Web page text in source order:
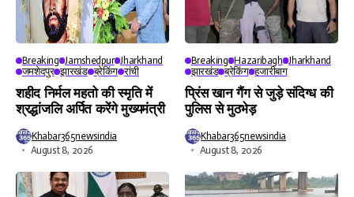
Breaking Jamshedpur Jharkhand
जमशेदपुर झारखंड ब्रेकिंग रांची
शहीद निर्मल महतो की स्मृति में
श्रद्धांजलि अर्पित करेंगे मुख्यमंत्री
Khabar365newsindia
August 8, 2026
Breaking Hazaribagh Jharkhand
झारखंड ब्रेकिंग हजारीबाग
प्रिंस खान गैंग से जुड़े संदिग्ध की
पुलिस से मुठभेड़
Khabar365newsindia
August 8, 2026